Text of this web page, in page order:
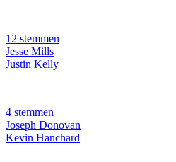
12 stemmen
Jesse Mills
Justin Kelly
4 stemmen
Joseph Donovan
Kevin Hanchard